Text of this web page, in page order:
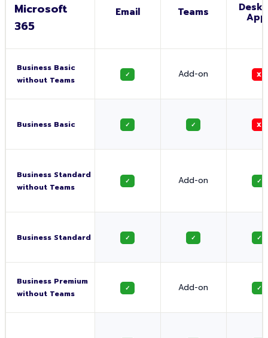
Microsoft
365
Email Teams
Business Basic
without Teams
✓ Add-on X
Business Basic ✓ ✓ X
Business Standard
without Teams
✓ Add-on ✓
Business Standard ✓ ✓ ✓
Business Premium
without Teams
✓ Add-on ✓